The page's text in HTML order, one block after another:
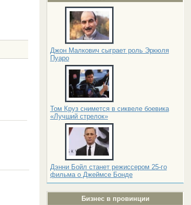
Джон Малкович сыграет роль Эркюля
Пуаро
Том Круз снимется в сиквеле боевика
«Лучший стрелок»
Дэнни Бойл станет режиссером 25-го
фильма о Джеймсе Бонде
Бизнес в провинции